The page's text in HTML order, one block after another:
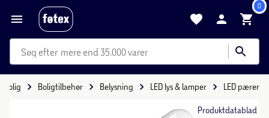
0
mere end 35.000 varer
Bolig Boligtilbehør Belysning LED lys & lamper LED pærer
Produktdatablad